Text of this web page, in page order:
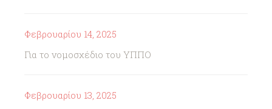
Φεβρουαρίου 14, 2025
Για το νομοσχέδιο του ΥΠΠΟ
Φεβρουαρίου 13, 2025